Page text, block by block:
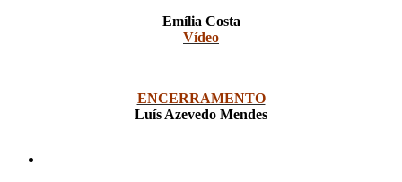
Emília Costa
Vídeo
ENCERRAMENTO
Luís Azevedo Mendes